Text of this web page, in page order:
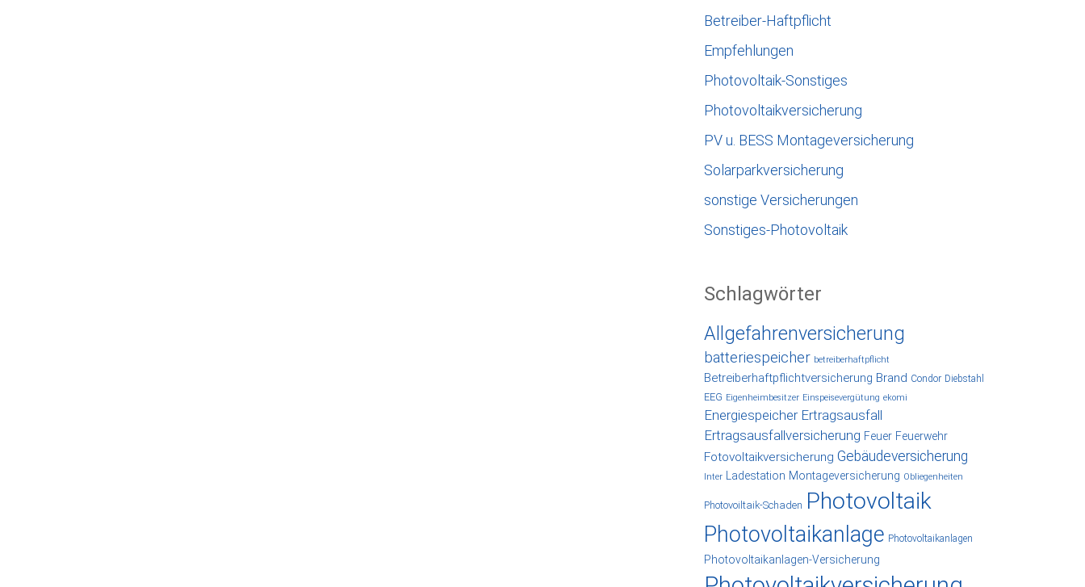
Betreiber-Haftpflicht
Empfehlungen
Photovoltaik-Sonstiges
Photovoltaikversicherung
PV u. BESS Montageversicherung
Solarparkversicherung
sonstige Versicherungen
Sonstiges-Photovoltaik
Schlagwörter
Allgefahrenversicherung
batteriespeicher betreiberhaftpflicht
Betreiberhaftpflichtversicherung Brand Condor Diebstahl
EEG Eigenheimbesitzer Einspeisevergütung ekomi
Energiespeicher Ertragsausfall
Ertragsausfallversicherung Feuer Feuerwehr
Fotovoltaikversicherung Gebäudeversicherung
Inter Ladestation Montageversicherung Obliegenheiten
Photovoiltaik-Schaden Photovoltaik
Photovoltaikanlage Photovoltaikanlagen
Photovoltaikanlagen-Versicherung